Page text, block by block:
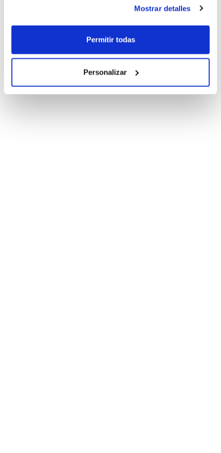
Mostrar detalles
Permitir todas
Personalizar